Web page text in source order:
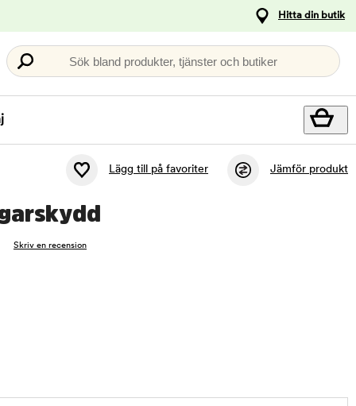
Hitta din butik
Sök bland produkter, tjänster och butiker
Lägg till på favoriter Jämför produkt
Skriv en recension